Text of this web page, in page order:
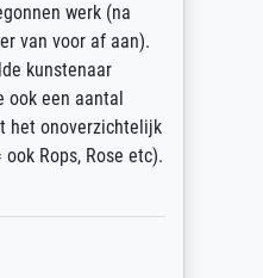
werk (na
van voor af aan).
kunstenaar
een aantal
het onoverzichtelijk
Rops, Rose etc).